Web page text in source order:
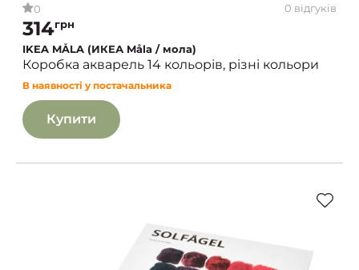
0 0 відгуків
314грн
IKEA MÅLA (ИКЕА Måla / мола)
Коробка акварель 14 кольорів, різні кольори
В наявності у постачальника
Купити